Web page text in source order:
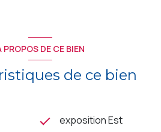
PROPOS DE CE BIEN
de ce bien
exposition Est